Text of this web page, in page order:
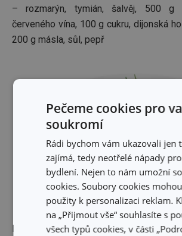
– rozmarýn, tymián, šalvěj, 500 g
červeného vína, 100 g cukru, dijonská
200 g másla, sůl, pepř
Maso omyjeme, osušíme a nahoře
Pečeme cookies pro
soukromí
Rádi bychom vám ukazovali jen
zajímá, tedy neotřelé nápady
bydlení. Nejen to nám umožní
cookies. Soubory cookies
použity k personalizaci reklam.
na „Přijmout vše“ souhlasíte s
všech typů cookies, v části